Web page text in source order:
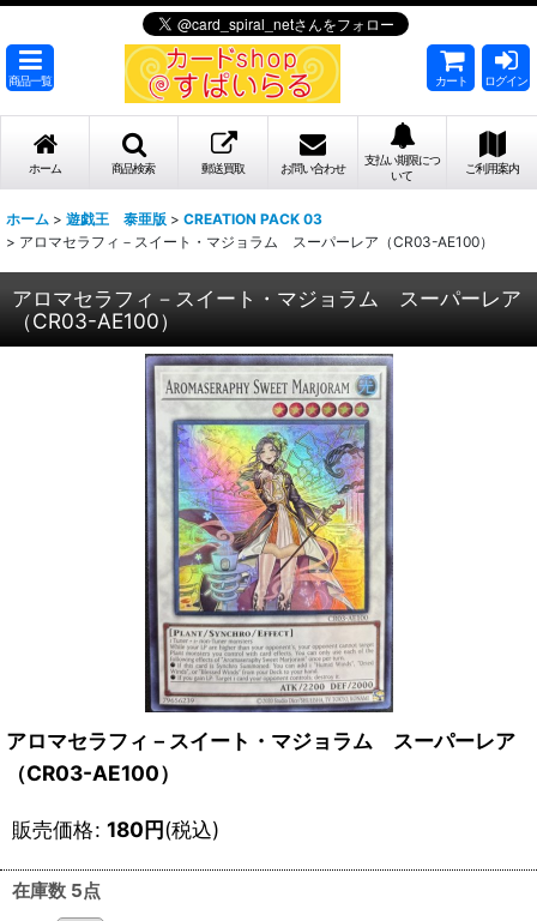
商品一覧 カート ログイン
ホーム 商品検索 郵送買取 お問い合わせ
支払い期限につ
いて
ご利用案内
ホーム > 遊戯王 泰亜版 > CREATION PACK 03
> アロマセラフィ－スイート・マジョラム スーパーレア（CR03-AE100）
アロマセラフィ－スイート・マジョラム スーパーレア
（CR03-AE100）
アロマセラフィ－スイート・マジョラム スーパーレア
（CR03-AE100）
販売価格: 180円(税込)
在庫数 5点